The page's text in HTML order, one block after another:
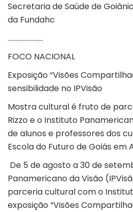
Secretaria de Saúde de
da Fundahc
…………………..
FOCO NACIONAL
Exposição “Visões
sensibilidade no IPVisão
Mostra cultural é fruto de
Rizzo e o Instituto
de alunos e professores dos
Escola do Futuro de Goiás em
De 5 de agosto a 30 de
Panamericano da Visão
parceria cultural com o
exposição “Visões